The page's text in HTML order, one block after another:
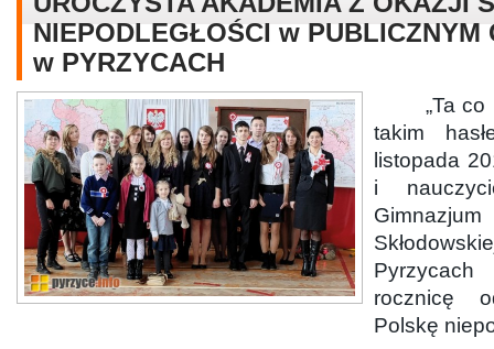
NIEPODLEGŁOŚCI w PUBLICZNYM
w PYRZYCACH
„Ta co
takim
listopada
i
rocznicę
Polskę